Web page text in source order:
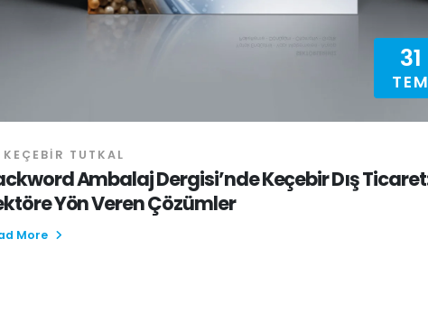
31
KEÇEBIR TUTKAL
Ambalaj Dergisi’nde Keçebir Dış
Yön Veren Çözümler
More